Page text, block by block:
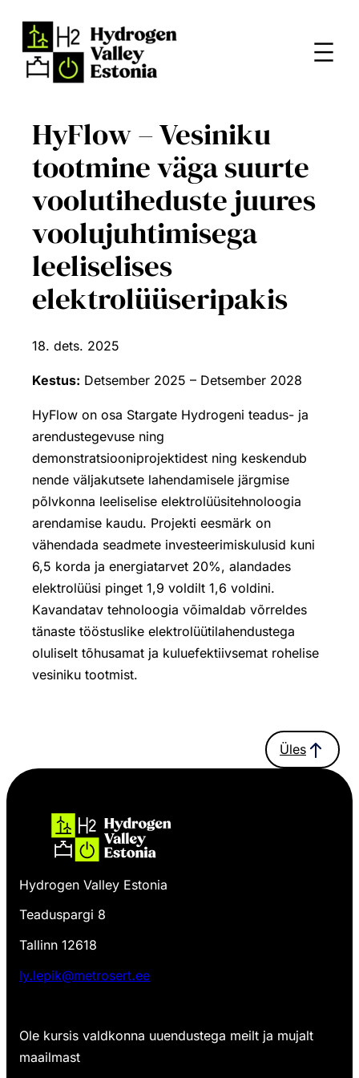
juurde
HyFlow – Vesiniku
tootmine väga suurte
voolutiheduste juures
voolujuhtimisega
leeliselises
elektrolüüseripakis
18. dets. 2025
Kestus: Detsember 2025 – Detsember 2028
HyFlow on osa Stargate Hydrogeni teadus- ja
arendustegevuse ning
demonstratsiooniprojektidest ning keskendub
nende väljakutsete lahendamisele järgmise
põlvkonna leeliselise elektrolüüsitehnoloogia
arendamise kaudu. Projekti eesmärk on
vähendada seadmete investeerimiskulusid kuni
6,5 korda ja energiatarvet 20%, alandades
elektrolüüsi pinget 1,9 voldilt 1,6 voldini.
Kavandatav tehnoloogia võimaldab võrreldes
tänaste tööstuslike elektrolüütilahendustega
oluliselt tõhusamat ja kuluefektiivsemat rohelise
vesiniku tootmist.
Üles
Hydrogen Valley Estonia
Teaduspargi 8
Tallinn 12618
ly.lepik@metrosert.ee
Ole kursis valdkonna uuendustega meilt ja mujalt
maailmast